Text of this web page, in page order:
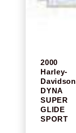
2000
Harley-
Davidson
DYNA
SUPER
GLIDE
SPORT